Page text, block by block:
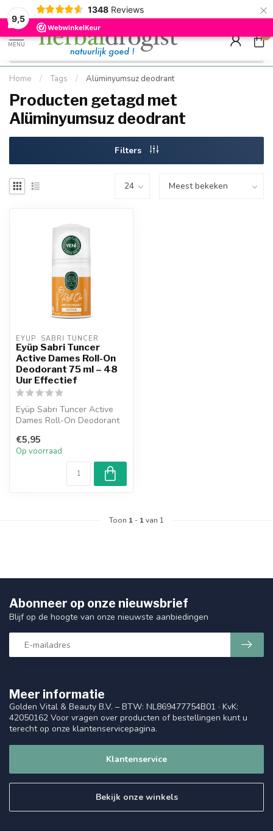
9,5
1348 Reviews ×
Kostenloser DE-Versand ab Mindestbestellwert |
Schnell geliefert
Minimum
Hızlı
MENU
0
Home / Tags / Alüminyumsuz deodrant
Producten getagd met
Alüminyumsuz deodrant
Filters
EYUP  SABRI TUNCER
Eyüp Sabri Tuncer
Active Dames Roll-On
Deodorant 75 ml – 48
Uur Effectief
Eyüp Sabri Tuncer Active
Dames Roll-On Deodorant
bescherm...
€5,95
Op voorraad
Toon 1 - 1van 1
Meer informatie
Golden Vital & Beauty B.V. – BTW: NL869477754B01 · KvK:
42050162 Voor vragen over producten of bestellingen kunt u
terecht op onze klantenservicepagina.
Klantenservice
Bekijk onze winkels
Abonneer op onze nieuwsbrief
Blijf op de hoogte van onze nieuwste aanbiedingen